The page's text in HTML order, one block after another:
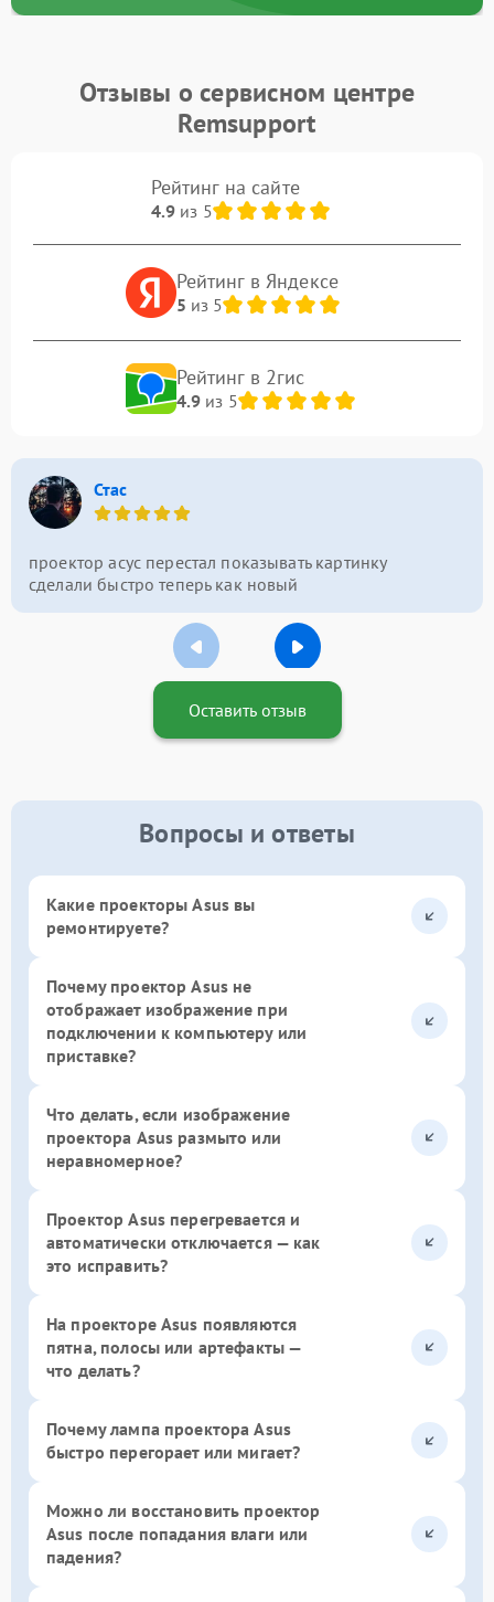
Отзывы о сервисном центре
Remsupport
Рейтинг на сайте
4.9из 5
Рейтинг в Яндексе
5 из 5
Рейтинг в 2гис
4.9из 5
Стас
проектор асус перестал показывать картинку
сделали быстро теперь как новый
Оставить отзыв
Вопросы и ответы
Какие проекторы Asus вы
ремонтируете?
Почему проектор Asus не
отображает изображение при
подключении к компьютеру или
приставке?
Что делать, если изображение
проектора Asus размыто или
неравномерное?
Проектор Asus перегревается и
автоматически отключается — как
это исправить?
На проекторе Asus появляются
пятна, полосы или артефакты —
что делать?
Почему лампа проектора Asus
быстро перегорает или мигает?
Можно ли восстановить проектор
Asus после попадания влаги или
падения?